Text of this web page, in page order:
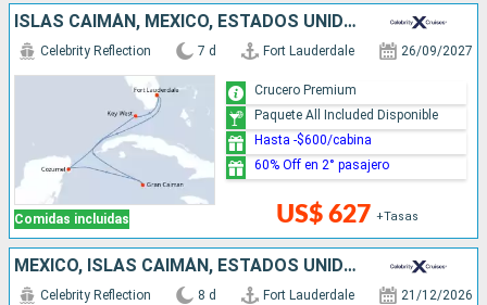
ISLAS CAIMÁN, MÉXICO, ESTADOS UNIDOS
Comidas incluidas
Celebrity Reflection 7 d Fort Lauderdale 26/09/2027
US$ 627 +Tasas
Crucero Premium
Paquete All Included Disponible
Hasta -$600/cabina
60% Off en 2° pasajero
MÉXICO, ISLAS CAIMÁN, ESTADOS UNIDOS
Celebrity Reflection 8 d Fort Lauderdale 21/12/2026